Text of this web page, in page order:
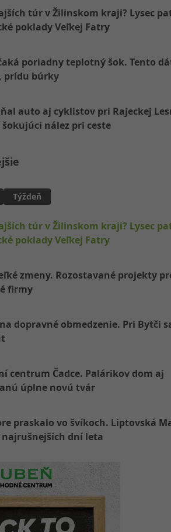
túr v Žilinskom kraji? Lysec
poklady Veľkej Fatry
poriadny teplotný šok. Tento
prídu búrky
auto aj cyklistov pri Rajeckej
nález pri ceste
Týždeň
túr v Žilinskom kraji? Lysec
poklady Veľkej Fatry
zmeny. Rozostavané projekty
firmy
dopravné obmedzenie. Pri Bytči
centrum Čadce. Palárikov dom aj
úplne novú tvár
praskalo vo švíkoch. Liptovská
najrušnejších dní leta